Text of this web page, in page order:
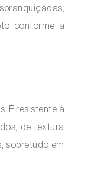
conforme a
É resistente à
de textura
sobretudo em